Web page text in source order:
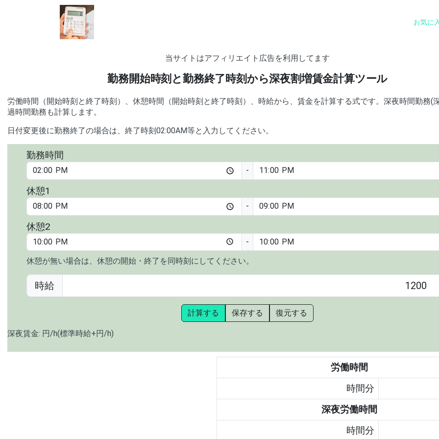
お気に
当サイトはアフィリエイト広告を利用してます
勤務開始時刻と勤務終了時刻から深夜割増賃金計算ツール
労働時間（開始時刻と終了時刻）、休憩時間（開始時刻と終了時刻）、時給から、賃金を計算する式です。深夜時間勤務(
過時間勤務も計算します。
日付変更後に勤務終了の場合は、終了時刻02:00AM等と入力してください。
勤務時間
-
休憩1
-
休憩2
-
休憩が無い場合は、休憩の開始・終了を同時刻にしてください。
時給
計算する 保存する 復元する
深夜賃金: 円/h(標準時給+ 円/h)
労働時間
時間分
深夜労働時間
時間分